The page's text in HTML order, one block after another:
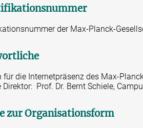
der Max-Planck-
die Internetpräsenz des Max-
Prof. Dr. Bernt Schiele,
zur Organisationsform